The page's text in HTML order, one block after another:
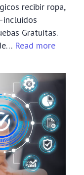
recibir ropa,
Gratuitas.
Read more:
Guía
para
el
Centro
de